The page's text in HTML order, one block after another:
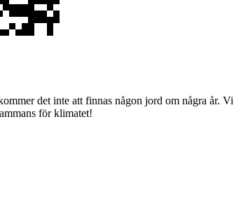
det inte att finnas någon jord om några år.
för klimatet!